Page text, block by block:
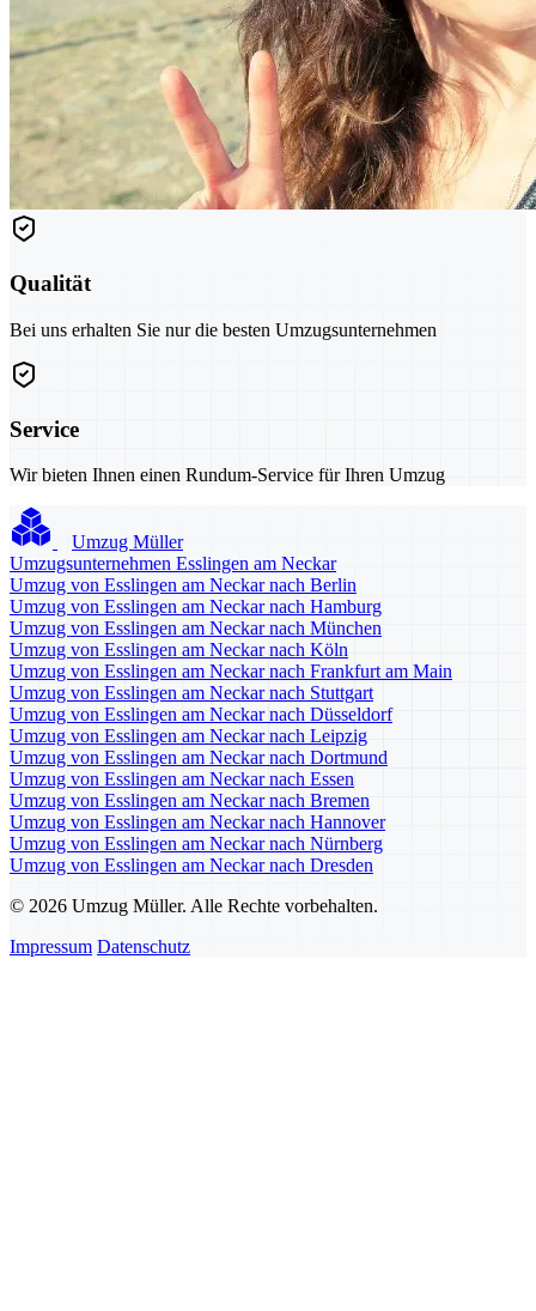
Qualität
Bei uns erhalten Sie nur die besten Umzugsunternehmen
Service
Wir bieten Ihnen einen Rundum-Service für Ihren Umzug
Umzug Müller
Umzugsunternehmen Esslingen am Neckar
Umzug von Esslingen am Neckar nach Berlin
Umzug von Esslingen am Neckar nach Hamburg
Umzug von Esslingen am Neckar nach München
Umzug von Esslingen am Neckar nach Köln
Umzug von Esslingen am Neckar nach Frankfurt am Main
Umzug von Esslingen am Neckar nach Stuttgart
Umzug von Esslingen am Neckar nach Düsseldorf
Umzug von Esslingen am Neckar nach Leipzig
Umzug von Esslingen am Neckar nach Dortmund
Umzug von Esslingen am Neckar nach Essen
Umzug von Esslingen am Neckar nach Bremen
Umzug von Esslingen am Neckar nach Hannover
Umzug von Esslingen am Neckar nach Nürnberg
Umzug von Esslingen am Neckar nach Dresden
© 2026 Umzug Müller. Alle Rechte vorbehalten.
Impressum Datenschutz